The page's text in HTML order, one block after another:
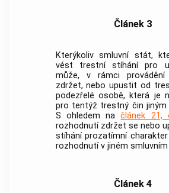
Článek 3
Kterýkoliv smluvní stát,
vést trestní stíhání pro
může, v rámci
zdržet, nebo upustit od
podezřelé osobě, která je
pro tentýž trestný čin
S ohledem načlánek 21,
rozhodnutí zdržet se nebo
stíhání prozatímní
rozhodnutí v jiném
Článek 4